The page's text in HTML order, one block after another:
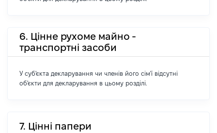
6. Цінне рухоме майно -
транспортні засоби
У суб'єкта декларування чи членів його сім'ї відсутні
об'єкти для декларування в цьому розділі.
7. Цінні папери